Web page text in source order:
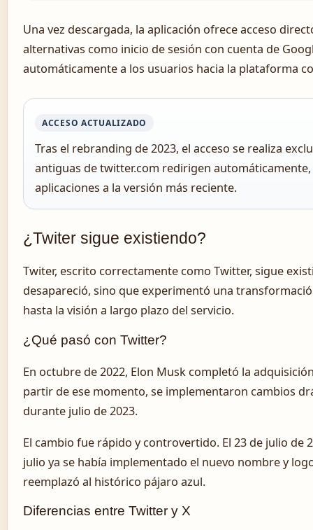
Una vez descargada, la aplicación ofrece acceso
alternativas como inicio de sesión con cuenta de
automáticamente a los usuarios hacia la plataforma
ACCESO ACTUALIZADO
Tras el rebranding de 2023, el acceso se realiza
antiguas de twitter.com redirigen
aplicaciones a la versión más reciente.
¿Twiter sigue existiendo?
Twiter, escrito correctamente como Twitter, sigue
desapareció, sino que experimentó una
hasta la visión a largo plazo del servicio.
¿Qué pasó con Twitter?
En octubre de 2022, Elon Musk completó la
partir de ese momento, se implementaron cambios
durante julio de 2023.
El cambio fue rápido y controvertido. El 23 de julio de
julio ya se había implementado el nuevo nombre y
reemplazó al histórico pájaro azul.
Diferencias entre Twitter y X